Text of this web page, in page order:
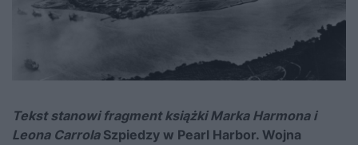
Tekst stanowi fragment książki Marka Harmona i
Leona Carrola Szpiedzy w Pearl Harbor. Wojna